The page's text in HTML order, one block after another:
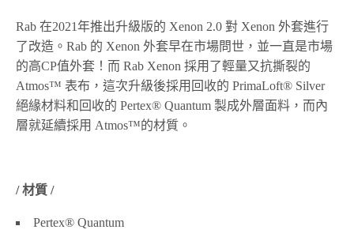
Rab 在2021年推出升級版的 Xenon 2.0 對 Xenon 外套進行
了改造。Rab 的 Xenon 外套早在市場問世，並一直是市場
的高CP值外套！而 Rab Xenon 採用了輕量又抗撕裂的
Atmos™ 表布，這次升級後採用回收的 PrimaLoft® Silver
絕緣材料和回收的 Pertex® Quantum 製成外層面料，而內
層就延續採用 Atmos™的材質。
/ 材質 /
Pertex® Quantum